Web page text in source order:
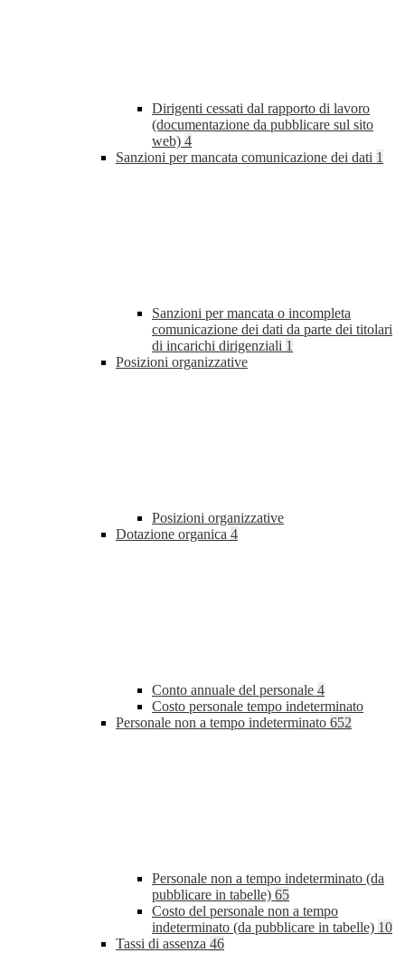
Dirigenti cessati dal rapporto di lavoro
(documentazione da pubblicare sul sito
web) 4
Sanzioni per mancata comunicazione dei dati 1
Sanzioni per mancata o incompleta
comunicazione dei dati da parte dei titolari
di incarichi dirigenziali 1
Posizioni organizzative
Posizioni organizzative
Dotazione organica 4
Conto annuale del personale 4
Costo personale tempo indeterminato
Personale non a tempo indeterminato 652
Personale non a tempo indeterminato (da
pubblicare in tabelle) 65
Costo del personale non a tempo
indeterminato (da pubblicare in tabelle) 10
Tassi di assenza 46